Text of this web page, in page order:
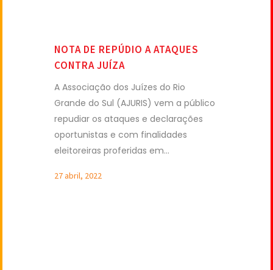
NOTA DE REPÚDIO A ATAQUES
CONTRA JUÍZA
A Associação dos Juízes do Rio
Grande do Sul (AJURIS) vem a público
repudiar os ataques e declarações
oportunistas e com finalidades
eleitoreiras proferidas em...
27 abril, 2022